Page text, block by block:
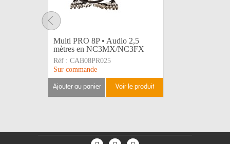
Multi PRO 8P • Audio 2,5
mètres en NC3MX/NC3FX
Réf : CAB08PR025
Sur commande
ajouter au panier voir le produit